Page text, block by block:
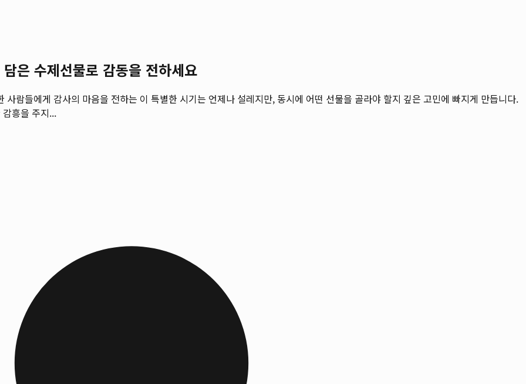
은 수제선물로 감동을 전하세요
람들에게 감사의 마음을 전하는 이 특별한 시기는 언제나 설레지만, 동시에 어떤 선물을 골라야 할지 깊은 고민에 빠지게 만듭니다.
흥을 주지...